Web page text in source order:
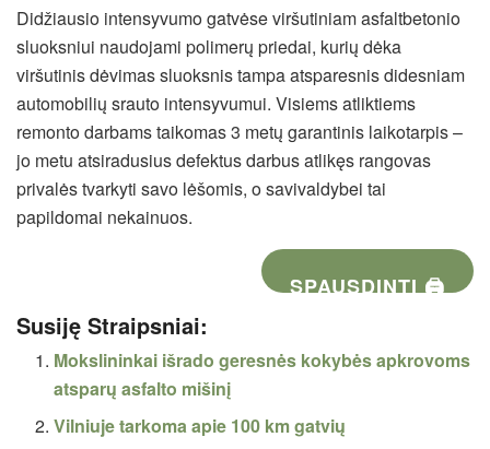
Didžiausio intensyvumo gatvėse viršutiniam asfaltbetonio
sluoksniui naudojami polimerų priedai, kurių dėka
viršutinis dėvimas sluoksnis tampa atsparesnis didesniam
automobilių srauto intensyvumui. Visiems atliktiems
remonto darbams taikomas 3 metų garantinis laikotarpis –
jo metu atsiradusius defektus darbus atlikęs rangovas
privalės tvarkyti savo lėšomis, o savivaldybei tai
papildomai nekainuos.
SPAUSDINTI 🖨
Susiję Straipsniai:
Mokslininkai išrado geresnės kokybės apkrovoms
atsparų asfalto mišinį
Vilniuje tarkoma apie 100 km gatvių